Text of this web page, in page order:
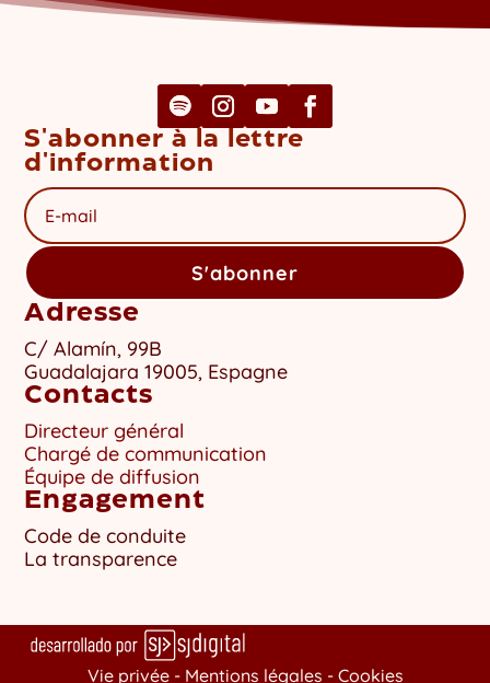
S'abonner à la lettre
d'information
S'abonner
Adresse
C/ Alamín, 99B
Guadalajara 19005, Espagne
Contacts
Directeur général
Chargé de communication
Équipe de diffusion
Engagement
Code de conduite
La transparence
Vie privée - Mentions légales - Cookies